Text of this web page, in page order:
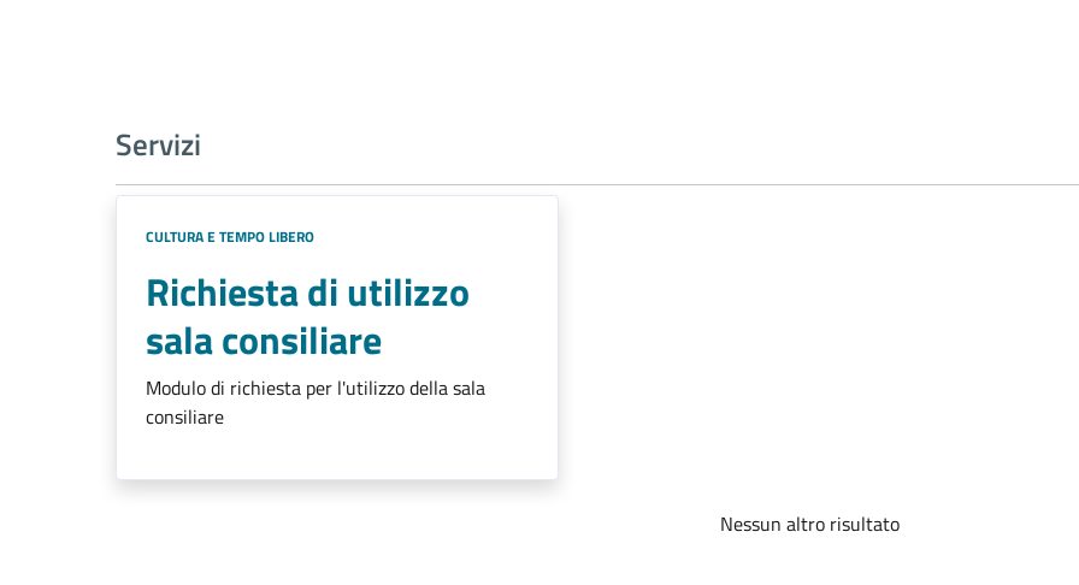
Servizi
CULTURA E TEMPO LIBERO
Richiesta di utilizzo
sala consiliare
Modulo di richiesta per l'utilizzo della sala
consiliare
Nessun altro risultato